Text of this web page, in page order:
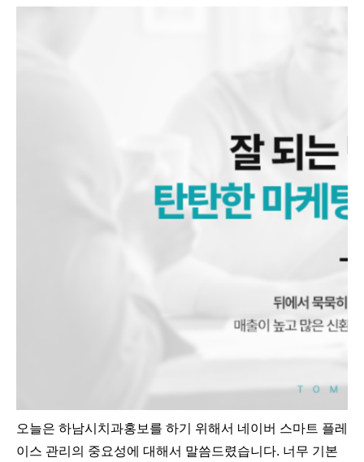
오늘은 하남시치과홍보를 하기 위해서 네이버 스마트 플레
이스 관리의 중요성에 대해서 말씀드렸습니다. 너무 기본